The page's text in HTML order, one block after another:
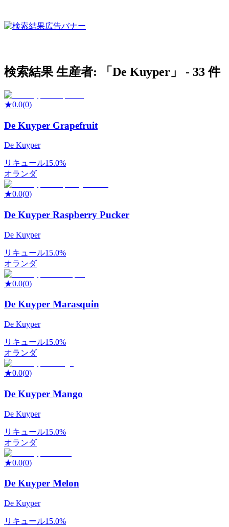
検索結果 生産者: 「 De Kuyper 」 - 33件
★0.0(0)
De Kuyper Grapefruit
De Kuyper
リキュール15.0%
オランダ
★0.0(0)
De Kuyper Raspberry Pucker
De Kuyper
リキュール15.0%
オランダ
★0.0(0)
De Kuyper Marasquin
De Kuyper
リキュール15.0%
オランダ
★0.0(0)
De Kuyper Mango
De Kuyper
リキュール15.0%
オランダ
★0.0(0)
De Kuyper Melon
De Kuyper
リキュール15.0%